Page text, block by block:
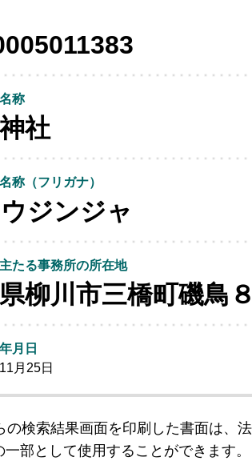
称
社
称（フリガナ）
ジンジャ
たる事務所の所在地
柳川市三橋町磯鳥
月日
月25日
の検索結果画面を印刷した書面は、
一部として使用することができます。